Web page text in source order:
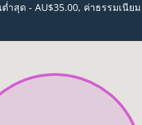
ำสุด - AU$35.00, ค่าธรรมเนีย